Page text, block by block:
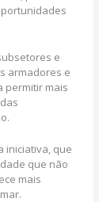
e
armadores e
permitir mais
iniciativa, que
que não
mais